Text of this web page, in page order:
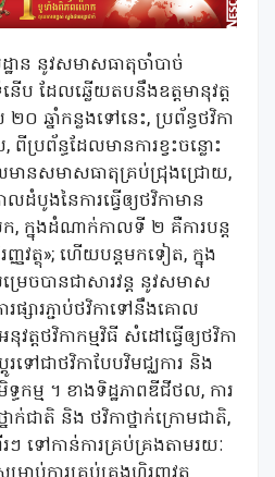
ាន នូវសមាសធាតុចាំបាច់
ើប ដែលឆ្លើយតបនឹងឧត្តមានុវត្ត
២០ ឆ្នាំកន្លងទៅនេះ, ប្រព័ន្ធថវិកា
ពីប្រព័ន្ធដែលមានការខ្វះចន្លោះ
លមានសមាសធាតុគ្រប់ជ្រុងជ្រោយ,
បូងនៃការធ្វើឲ្យថវិកាមាន
ក, ក្នុងដំណាក់កាលទី ២ គឺការបន្ត
វត្ថុ»; ហើយបន្តមកទៀត, ក្នុង
ចបានជាសារវន្ត នូវសមាស
ផ្សារភ្ជាប់ថវិកាទៅនឹងគោល
ត្តថវិកាកម្មវិធី សំដៅធ្វើឲ្យថវិកា
រទៅជាថវិកាបែបវិមជ្ឈការ និង
កម្ម ។ ខាងទិដ្ឋភាពឌីជីថល, ការ
ាក់ជាតិ និង ថវិកាថ្នាក់ក្រោមជាតិ,
រៗ ទៅកាន់ការគ្រប់គ្រងតាមរយៈ